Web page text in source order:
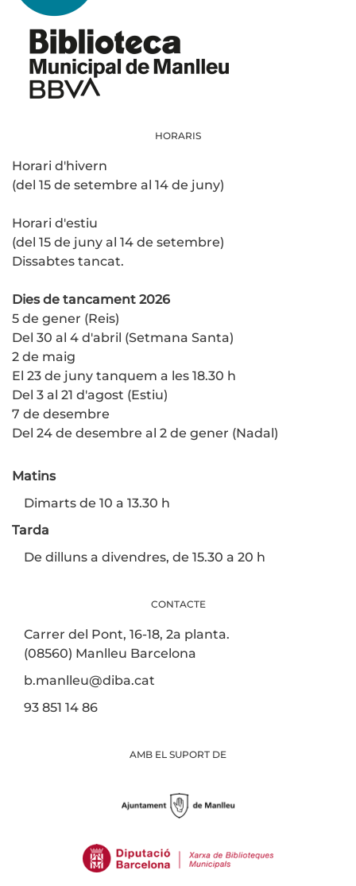
HORARIS
Horari d'hivern
(del 15 de setembre al 14 de juny)
Horari d'estiu
(del 15 de juny al 14 de setembre)
Dissabtes tancat.
Dies de tancament 2026
5 de gener (Reis)
Del 30 al 4 d'abril (Setmana Santa)
2 de maig
El 23 de juny tanquem a les 18.30 h
Del 3 al 21 d'agost (Estiu)
7 de desembre
Del 24 de desembre al 2 de gener (Nadal)
Matins
Dimarts de 10 a 13.30 h
Tarda
De dilluns a divendres, de 15.30 a 20 h
CONTACTE
Carrer del Pont, 16-18, 2a planta.
(08560) Manlleu Barcelona
b.manlleu@diba.cat
93 851 14 86
AMB EL SUPORT DE